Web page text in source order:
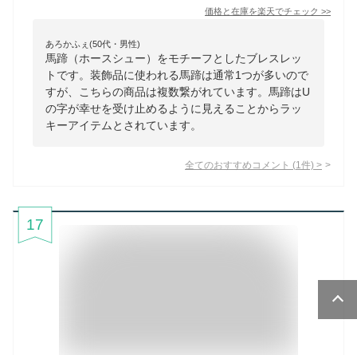
価格と在庫を楽天でチェック >>
あろかふぇ(50代・男性)
馬蹄（ホースシュー）をモチーフとしたブレスレッ
トです。装飾品に使われる馬蹄は通常1つが多いので
すが、こちらの商品は複数繋がれています。馬蹄はU
の字が幸せを受け止めるように見えることからラッ
キーアイテムとされています。
全てのおすすめコメント (1 件) >
17